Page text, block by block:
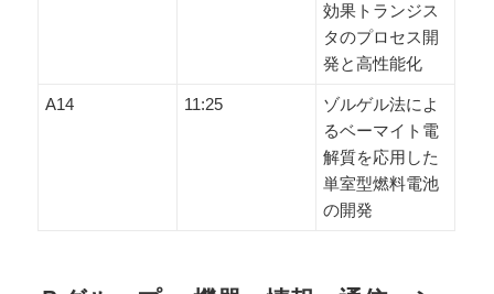
効果トランジス
タのプロセス開
発と高性能化
A14 11:25
ゾルゲル法によ
るベーマイト電
解質を応用した
単室型燃料電池
の開発